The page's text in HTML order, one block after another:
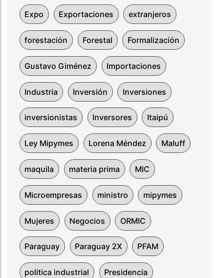
Expo Exportaciones extranjeros
forestación Forestal Formalización
Gustavo Giménez Importaciones
Industria Inversión Inversiones
inversionistas Inversores Itaipú
Ley Mipymes Lorena Méndez Maluff
maquila materia prima MIC
Microempresas ministro mipymes
Mujeres Negocios ORMIC
Paraguay Paraguay 2X PFAM
politica industrial Presidencia